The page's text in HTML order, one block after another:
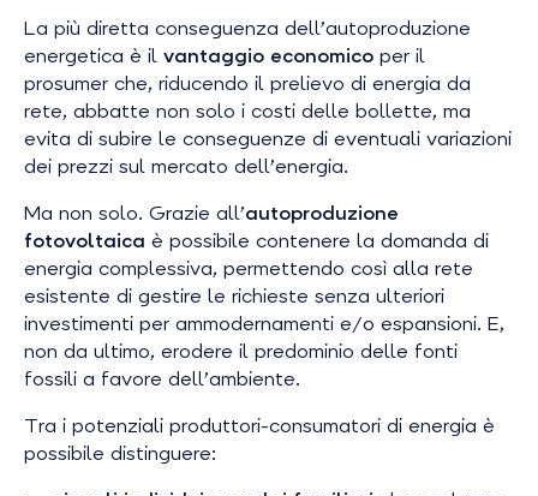
La più diretta conseguenza dell’autoproduzione
energetica è il vantaggio economico per il
prosumer che, riducendo il prelievo di energia da
rete, abbatte non solo i costi delle bollette, ma
evita di subire le conseguenze di eventuali variazioni
dei prezzi sul mercato dell’energia.
Ma non solo. Grazie all’autoproduzione
fotovoltaica è possibile contenere la domanda di
energia complessiva, permettendo così alla rete
esistente di gestire le richieste senza ulteriori
investimenti per ammodernamenti e/o espansioni. E,
non da ultimo, erodere il predominio delle fonti
fossili a favore dell’ambiente.
Tra i potenziali produttori-consumatori di energia è
possibile distinguere: